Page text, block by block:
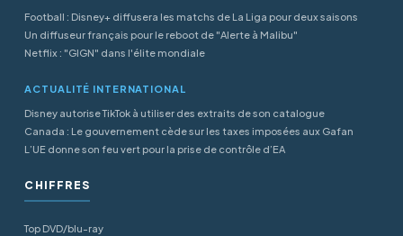
Football : Disney+ diffusera les matchs de La Liga pour deux saisons
Un diffuseur français pour le reboot de "Alerte à Malibu"
Netflix : "GIGN" dans l'élite mondiale
ACTUALITÉ INTERNATIONAL
Disney autorise TikTok à utiliser des extraits de son catalogue
Canada : Le gouvernement cède sur les taxes imposées aux Gafan
L’UE donne son feu vert pour la prise de contrôle d’EA
CHIFFRES
Top DVD/blu-ray